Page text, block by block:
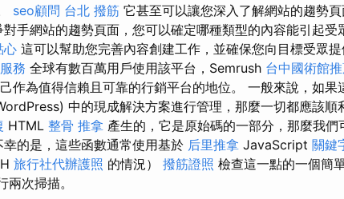
seo顧問 台北 撥筋 它甚至可以讓您深入了解網站的趨勢頁
手網站的趨勢頁面，您可以確定哪種類型的內容能引起受
心 這可以幫助您完善內容創建工作，並確保您向目標受眾
務 全球有數百萬用戶使用該平台，Semrush 台中國術館
作為值得信賴且可靠的行銷平台的地位。 一般來說，如果
中的現成解決方案進行管理，那麼一切都應該順
HTML 整骨 推拿 產生的，它是原始碼的一部分，那麼我們
幸的是，這些函數通常使用基於 后里推拿 JavaScript 關鍵
H 旅行社代辦護照 的情況） 撥筋證照 檢查這一點的一個簡
次掃描。